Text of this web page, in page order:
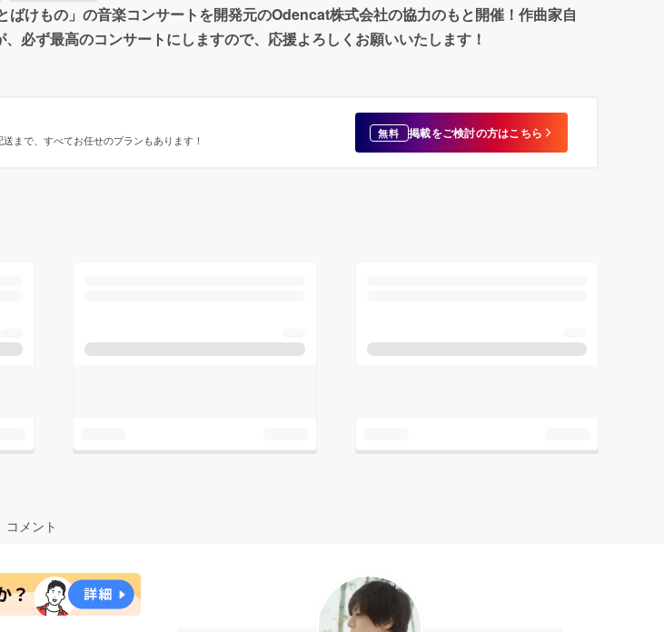
けもの」の音楽コンサートを開発元のOdencat株式会社の協力のもと開催！作曲家自
必ず最高のコンサートにしますので、応援よろしくお願いいたします！
まで、すべてお任せのプランもあります！ 無料 掲載をご検討の方はこちら
コメント